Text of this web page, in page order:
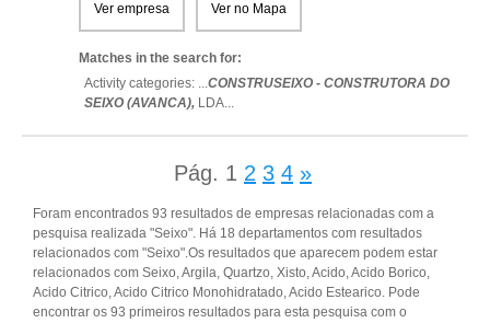
Ver empresa Ver no Mapa
Matches in the search for:
Activity categories: ...CONSTRUSEIXO - CONSTRUTORA DO
SEIXO (AVANCA), LDA...
Pág. 1 2 3 4 »
Foram encontrados 93 resultados de empresas relacionadas com a
pesquisa realizada "Seixo". Há 18 departamentos com resultados
relacionados com "Seixo".Os resultados que aparecem podem estar
relacionados com Seixo, Argila, Quartzo, Xisto, Acido, Acido Borico,
Acido Citrico, Acido Citrico Monohidratado, Acido Estearico. Pode
encontrar os 93 primeiros resultados para esta pesquisa com o